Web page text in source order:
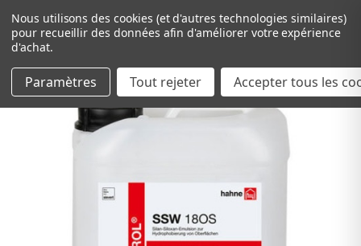
Passer au contenu principal
Nous utilisons des cookies (et d'autres technologies similaires)
pour recueillir des données afin d'améliorer votre expérience
d'achat.
Paramètres Tout rejeter Accepter tous les